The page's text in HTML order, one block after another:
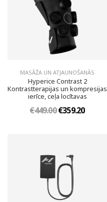
MASĀŽA UN ATJAUNOŠANĀS
Hyperice Contrast 2
Kontrastterapijas un kompresijas
ierīce, ceļa locītavas
€449.00€359.20